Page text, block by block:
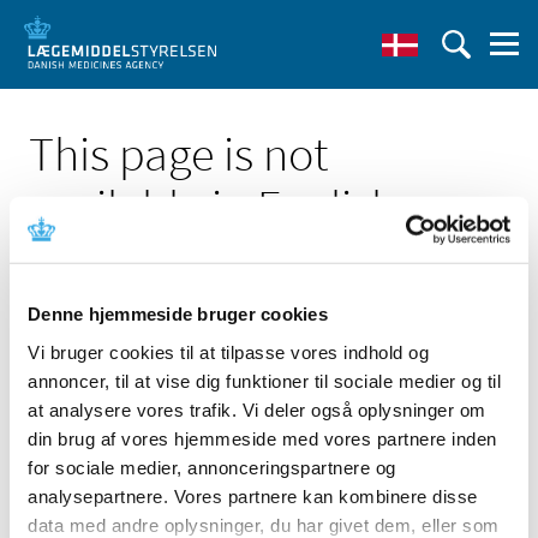
Denne hjemmeside bruger cookies
Vi bruger cookies til at tilpasse vores indhold og
annoncer, til at vise dig funktioner til sociale medier og til
at analysere vores trafik. Vi deler også oplysninger om
din brug af vores hjemmeside med vores partnere inden
for sociale medier, annonceringspartnere og
analysepartnere. Vores partnere kan kombinere disse
data med andre oplysninger, du har givet dem, eller som
This page is not
available in English
Click here to see the Danish page '3Shape X1'
Go to English frontpage